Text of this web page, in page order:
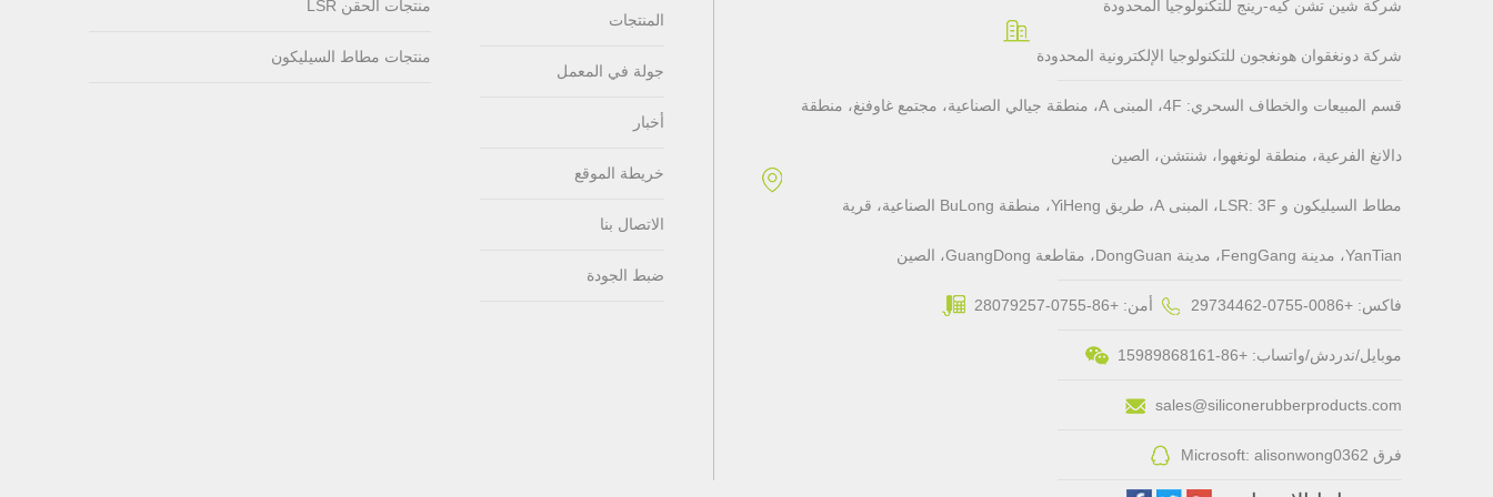
منتجات الحقن LSR
منتجات مطاط السيليكون
المنتجات
جولة في المعمل
أخبار
خريطة الموقع
الاتصال بنا
ضبط الجودة
شركة شين تشن كيه-رينج للتكنولوجيا المحدودة
شركة دونغقوان هونغجون للتكنولوجيا الإلكترونية المحدودة
قسم المبيعات والخطاف السحري: 4F، المبنى A، منطقة جيالي الصناعية، مجتمع غاوفنغ، منطقة
دالانغ الفرعية، منطقة لونغهوا، شنتشن، الصين
مطاط السيليكون و LSR: 3F، المبنى A، طريق YiHeng، منطقة BuLong الصناعية، قرية
YanTian، مدينة FengGang، مدينة DongGuan، مقاطعة GuangDong، الصين
فاكس: +0086-0755-29734462 أمن: +86-0755-28079257
موبايل/ندردش/واتساب: +86-15989868161
sales@siliconerubberproducts.com
فرق Microsoft: alisonwong0362